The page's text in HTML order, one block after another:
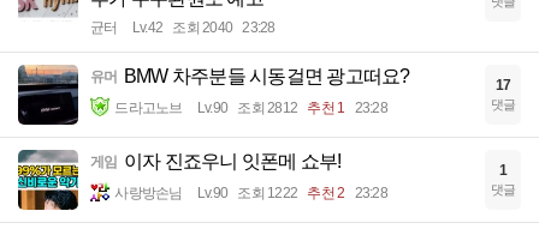
균터 Lv.42 조회 2040 23:28
유머 BMW 차주분들 시동걸면 광고떠요?
드라고노브 Lv.90 조회 2812 추천 1 23:28
17
댓글
게임 이자 진죠우니 잇폰메 쇼부!
사랑방손님 Lv.90 조회 1222 추천 2 23:28
1
댓글